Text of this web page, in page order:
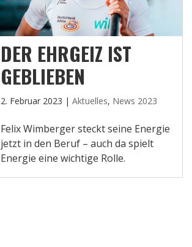
DER EHRGEIZ IST
GEBLIEBEN
2. Februar 2023 | Aktuelles, News 2023
Felix Wimberger steckt seine Energie
jetzt in den Beruf – auch da spielt
Energie eine wichtige Rolle.